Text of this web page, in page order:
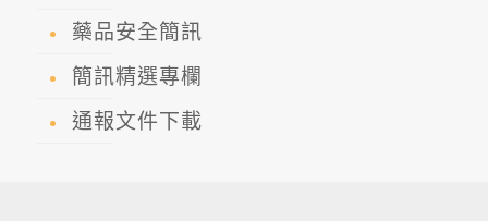
藥品安全簡訊
簡訊精選專欄
通報文件下載